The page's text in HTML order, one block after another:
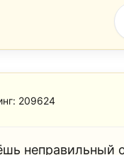
209624
неправильный